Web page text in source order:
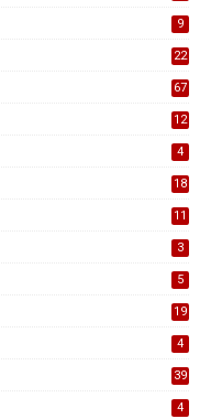
9
22
67
12
4
18
11
3
5
19
4
39
4